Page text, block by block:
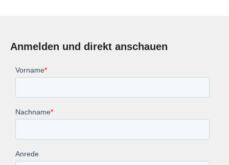
Anmelden und direkt anschauen